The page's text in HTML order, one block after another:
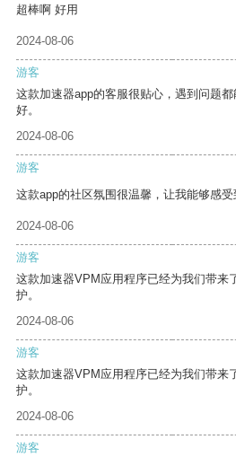
超棒啊 好用
2024-08-06
游客
这款加速器app的客服很贴心，遇到问题
好。
2024-08-06
游客
这款app的社区氛围很温馨，让我能够感受
2024-08-06
游客
这款加速器VPM应用程序已经为我们带来
护。
2024-08-06
游客
这款加速器VPM应用程序已经为我们带来
护。
2024-08-06
游客